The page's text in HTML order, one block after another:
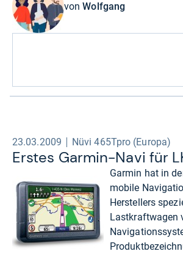
vonWolfgang
23.03.2009 Nüvi 465Tpro (Europa)
Ers­tes Gar­min-​Navi für
Garmin hat in
mobile
Herstellers
Lastkraftwagen